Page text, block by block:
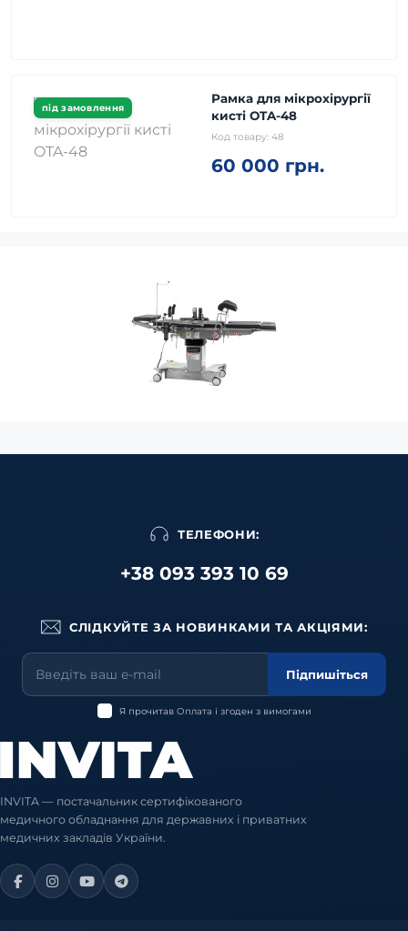
під замовлення
Рамка для мікрохірургії
кисті OTA-48
Код товару: 48
60 000 грн.
ТЕЛЕФОНИ:
+38 093 393 10 69
СЛІДКУЙТЕ ЗА НОВИНКАМИ ТА АКЦІЯМИ:
Підпишіться
Я прочитав Оплата і згоден з вимогами
INVITA — постачальник сертифікованого
медичного обладнання для державних і приватних
медичних закладів України.